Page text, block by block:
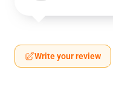
Write your review